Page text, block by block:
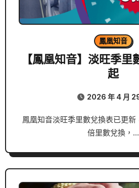
鳳凰知音
【鳳凰知音】淡旺季里
起
2026 年 4 月
鳳凰知音淡旺季里數兌換表已更新，除了旺季可能需加
倍里數兌換，…